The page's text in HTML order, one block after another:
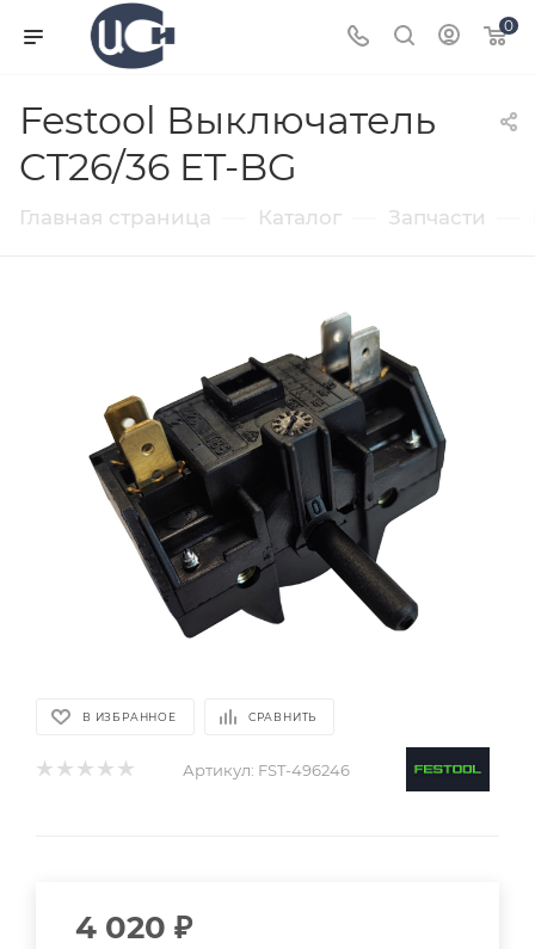
0
Festool Выключатель
CT26/36 ET-BG
Главная страница Каталог Запчасти
В ИЗБРАННОЕ СРАВНИТЬ
Артикул: FST-496246
4 020 ₽